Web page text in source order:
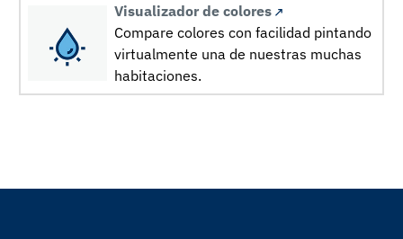
Visualizador de colores
Compare colores con facilidad pintando
virtualmente una de nuestras muchas
habitaciones.